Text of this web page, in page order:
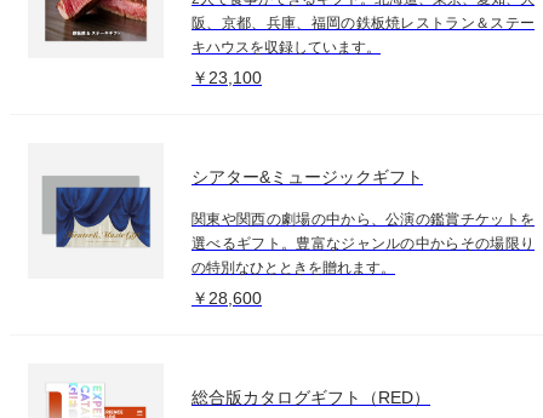
阪、京都、兵庫、福岡の鉄板焼レストラン＆ステー
キハウスを収録しています。
￥23,100
シアター&ミュージックギフト
関東や関西の劇場の中から、公演の鑑賞チケットを
選べるギフト。豊富なジャンルの中からその場限り
の特別なひとときを贈れます。
￥28,600
総合版カタログギフト（RED）